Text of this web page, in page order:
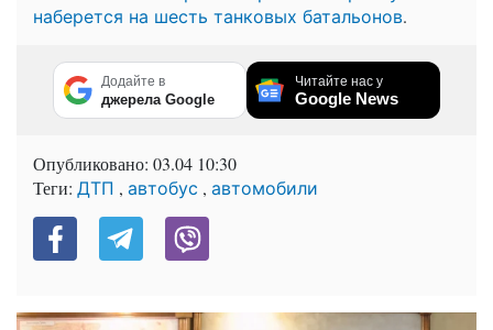
наберется на шесть танковых батальонов.
Додайте в
джерела Google
Читайте нас у
Google News
Опубликовано: 03.04 10:30
Теги: ДТП , автобус , автомобили